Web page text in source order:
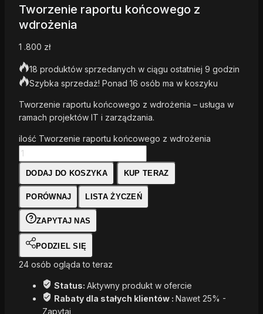
Tworzenie raportu końcowego z
wdrożenia
1 .800 zł
18 produktów sprzedanych w ciągu ostatniej 9 godzin
Szybka sprzedaż! Ponad 16 osób ma w koszyku
Tworzenie raportu końcowego z wdrożenia – usługa w
ramach projektów IT i zarządzania.
ilość Tworzenie raportu końcowego z wdrożenia
DODAJ DO KOSZYKA KUP TERAZ
PORÓWNAJ LISTA ŻYCZEŃ
ZAPYTAJ NAS
PODZIEL SIĘ
24 osób ogląda to teraz
Status: Aktywny produkt w ofercie
Rabaty dla stałych klientów : Nawet 25% -
Zapytaj